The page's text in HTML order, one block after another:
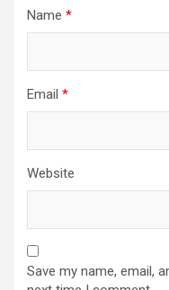
Name *
Email *
Website
Save my name, email,